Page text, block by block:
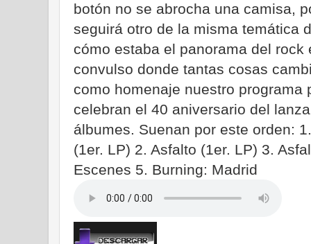
botón no se abrocha una camisa,
seguirá otro de la misma temática
cómo estaba el panorama del
convulso donde tantas cosas
como homenaje nuestro programa
celebran el 40 aniversario del
álbumes. Suenan por este orden:
(1er. LP) 2. Asfalto (1er. LP) 3.
Escenes 5. Burning: Madrid